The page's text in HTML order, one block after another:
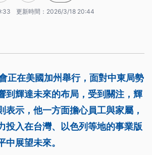
更新時間： 2026/3/18 20:44
正在美國加州舉行，面對中東局勢
到輝達未來的布局，受到關注，輝
表示，他一方面擔心員工與家屬，
投入在台灣、以色列等地的事業版
中展望未來。